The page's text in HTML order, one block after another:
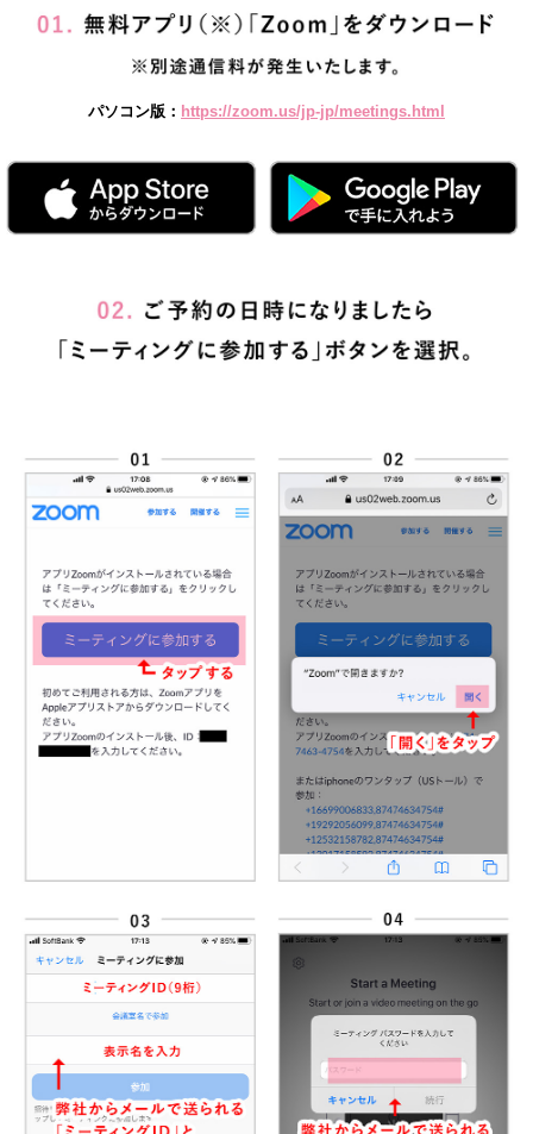
パソコン版： https://zoom.us/jp-jp/meetings.html